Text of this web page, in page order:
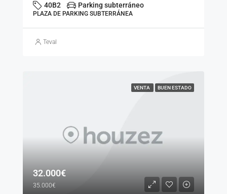
40B2 Parking subterráneo
PLAZA DE PARKING SUBTERRÁNEA
Teval
VENTA BUEN ESTADO
32.000€
35.000€